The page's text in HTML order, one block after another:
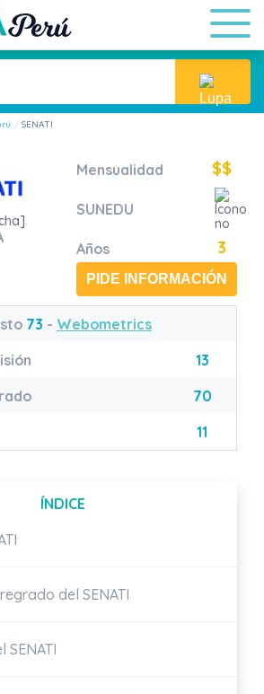
SENATI
Mensualidad $$
SUNEDU
Años 3
PIDE INFORMACIÓN
73 - Webometrics
13
70
11
ÍNDICE
del SENATI
SENATI